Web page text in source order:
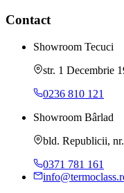
Contact
Showroom Tecuci
str. 1 Decembrie
0236 810 121
Showroom Bârlad
bld. Republicii,
0371 781 161